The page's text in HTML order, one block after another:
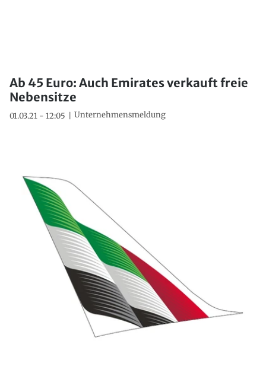
Ab 45 Euro: Auch Emirates verkauft freie
Nebensitze
01.03.21 - 12:05 Unternehmensmeldung